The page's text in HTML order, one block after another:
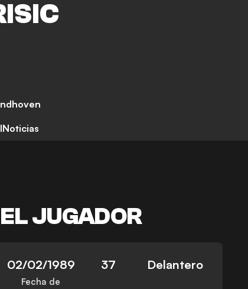
Noticias
JUGADOR
02/02/1989
Fecha de
37 Delantero